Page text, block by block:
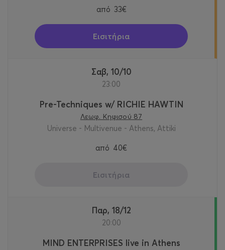
από 33€
Εισιτήρια
Σαβ, 10/10
23:00
Pre-Techniques w/ RICHIE HAWTIN
Λεωφ. Κηφισού 87
Universe - Multivenue - Athens, Attiki
από 40€
Εισιτήρια
Παρ, 18/12
20:00
MIND ENTERPRISES live in Athens